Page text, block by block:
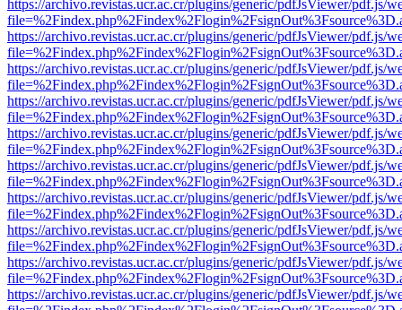
https://archivo.revistas.ucr.ac.cr/plugins/generic/pdfJsViewer/pdf.js/
https://archivo.revistas.ucr.ac.cr/plugins/generic/pdfJsViewer/pdf.js/
https://archivo.revistas.ucr.ac.cr/plugins/generic/pdfJsViewer/pdf.js/
https://archivo.revistas.ucr.ac.cr/plugins/generic/pdfJsViewer/pdf.js/
https://archivo.revistas.ucr.ac.cr/plugins/generic/pdfJsViewer/pdf.js/
https://archivo.revistas.ucr.ac.cr/plugins/generic/pdfJsViewer/pdf.js/
https://archivo.revistas.ucr.ac.cr/plugins/generic/pdfJsViewer/pdf.js/
https://archivo.revistas.ucr.ac.cr/plugins/generic/pdfJsViewer/pdf.js/
https://archivo.revistas.ucr.ac.cr/plugins/generic/pdfJsViewer/pdf.js/
https://archivo.revistas.ucr.ac.cr/plugins/generic/pdfJsViewer/pdf.js/